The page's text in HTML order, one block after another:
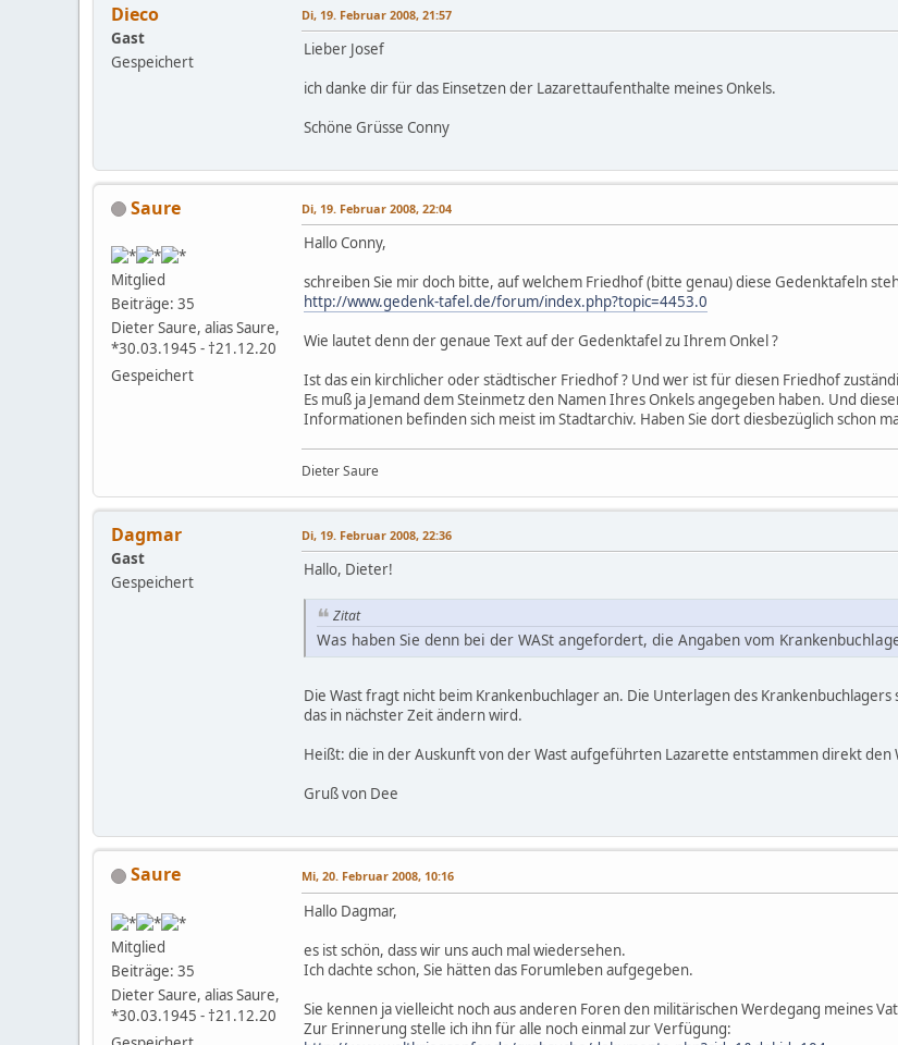
Dieco
Gast
Gespeichert
Di, 19. Februar 2008, 21:57
Lieber Josef
ich danke dir für das Einsetzen der Lazarettaufenthalte meines Onkels.
Schöne Grüsse Conny
Saure
Mitglied
Beiträge: 35
Dieter Saure, alias Saure,
*30.03.1945 - †21.12.20
Gespeichert
Di, 19. Februar 2008, 22:04
Hallo Conny,
schreiben Sie mir doch bitte, auf welchem Friedhof (bitte genau) diese Gedenktafeln
http://www.gedenk-tafel.de/forum/index.php?topic=4453.0
Wie lautet denn der genaue Text auf der Gedenktafel zu Ihrem Onkel ?
Ist das ein kirchlicher oder städtischer Friedhof ? Und wer ist für diesen Friedhof
Es muß ja Jemand dem Steinmetz den Namen Ihres Onkels angegeben haben. Und
Informationen befinden sich meist im Stadtarchiv. Haben Sie dort diesbezüglich schon
Dieter Saure
Dagmar
Gast
Gespeichert
Di, 19. Februar 2008, 22:36
Hallo, Dieter!
Zitat
Was haben Sie denn bei der WASt angefordert, die Angaben vom
Die Wast fragt nicht beim Krankenbuchlager an. Die Unterlagen des
das in nächster Zeit ändern wird.
Heißt: die in der Auskunft von der Wast aufgeführten Lazarette entstammen direkt den
Gruß von Dee
Saure
Mitglied
Beiträge: 35
Dieter Saure, alias Saure,
*30.03.1945 - †21.12.20
Mi, 20. Februar 2008, 10:16
Hallo Dagmar,
es ist schön, dass wir uns auch mal wiedersehen.
Ich dachte schon, Sie hätten das Forumleben aufgegeben.
Sie kennen ja vielleicht noch aus anderen Foren den militärischen Werdegang meines
Zur Erinnerung stelle ich ihn für alle noch einmal zur Verfügung: